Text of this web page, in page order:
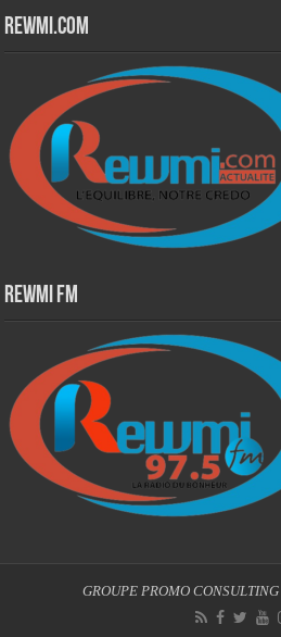
Rewmi.Com
Rewmi Fm
GROUPE PROMO CONSULTING